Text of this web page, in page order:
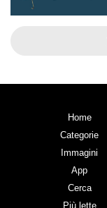
Home
Categorie
Immagini
App
Cerca
Più lette